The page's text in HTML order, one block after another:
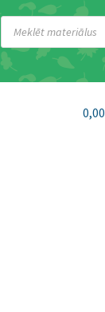
Products
search
0,00